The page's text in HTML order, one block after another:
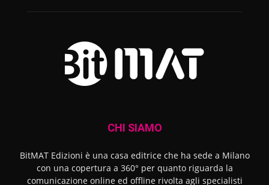
CHI SIAMO
BitMAT Edizioni è una casa editrice che ha sede a Milano
con una copertura a 360° per quanto riguarda la
comunicazione online ed offline rivolta agli specialisti